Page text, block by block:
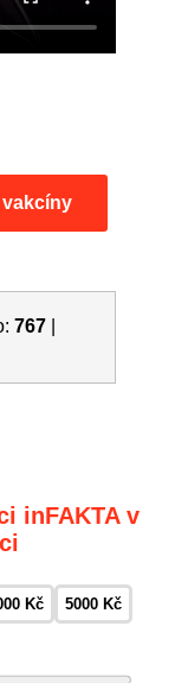
vakcíny
767
inFAKTA v
Kč 5000 Kč